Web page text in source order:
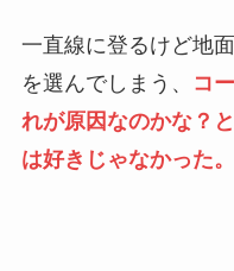
一直線に登るけど地
を選んでしまう、
コ
れが原因なのかな？
は好きじゃなかった。